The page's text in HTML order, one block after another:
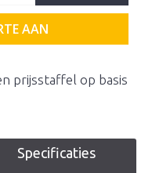
AAN
prijsstaffel op basis
Specificaties